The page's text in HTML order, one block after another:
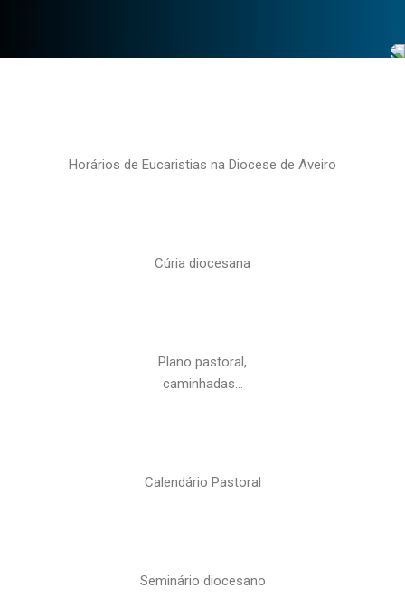
Horários de Eucaristias na Diocese de Aveiro
Cúria diocesana
Plano pastoral,
caminhadas…
Calendário Pastoral
Seminário diocesano